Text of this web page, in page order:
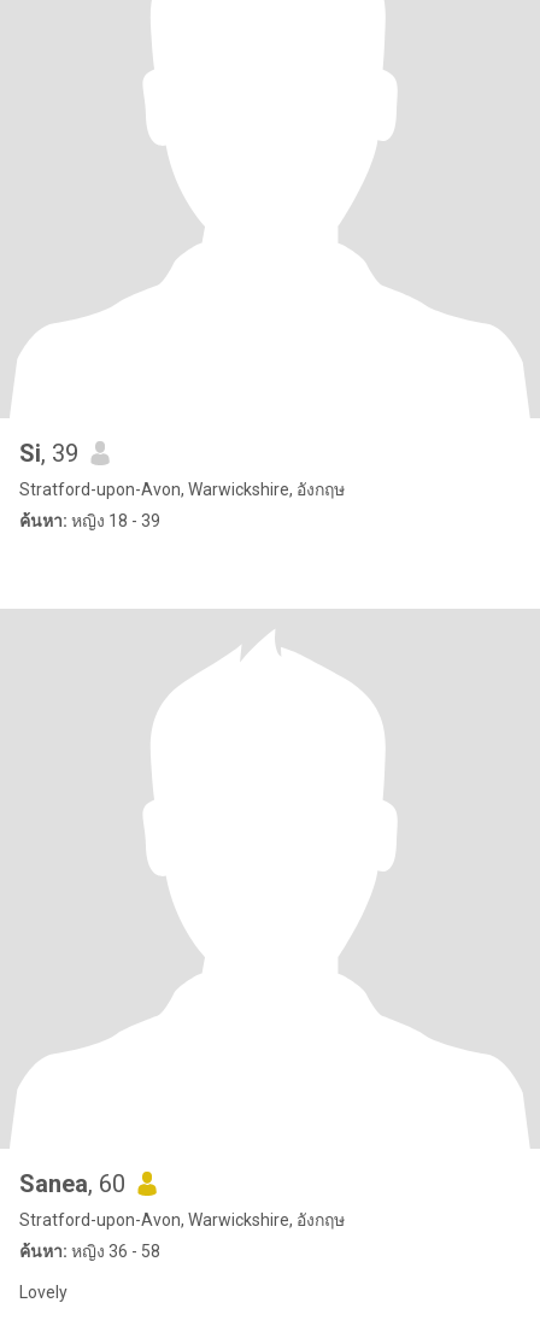
Si, 39
Stratford-upon-Avon, Warwickshire, อังกฤษ
ค้นหา: หญิง 18 - 39
Sanea, 60
Stratford-upon-Avon, Warwickshire, อังกฤษ
ค้นหา: หญิง 36 - 58
Lovely